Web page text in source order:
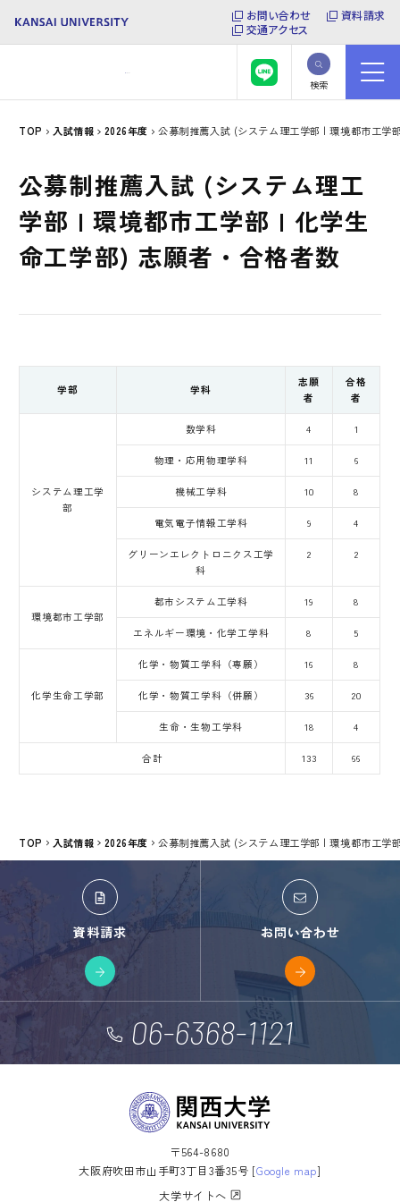
お問い合わせ
資料請求
交通アクセス
TOP 入試情報 2026年度 公募制推薦入試 (システム理工学部 | 環境都市工学
公募制推薦入試 (システム理工
学部 | 環境都市工学部 | 化学生
命工学部) 志願者・合格者数
学部 学科
志願
者
合格
者
システム理工学
部
数学科 4 1
物理・応用物理学科 11 6
機械工学科 10 8
電気電子情報工学科 9 4
グリーンエレクトロニクス工学
科
2 2
環境都市工学部
都市システム工学科 19 8
エネルギー環境・化学工学科 8 5
化学生命工学部
化学・物質工学科（専願） 16 8
化学・物質工学科（併願） 36 20
生命・生物工学科 18 4
合計 133 66
TOP 入試情報 2026年度 公募制推薦入試 (システム理工学部 | 環境都市工学
資料請求 お問い合わせ
06-6368-1121
検索
〒564-8680
大阪府吹田市山手町3丁目3番35号 [Google map]
大学サイトへ